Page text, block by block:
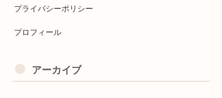
プライバシーポリシー
プロフィール
アーカイブ